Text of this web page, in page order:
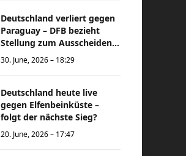
Deutschland verliert gegen
Paraguay – DFB bezieht
Stellung zum Ausscheiden
bei der Weltmeisterschaft
30. June, 2026 – 18:29
Deutschland heute live
gegen Elfenbeinküste –
folgt der nächste Sieg?
20. June, 2026 – 17:47